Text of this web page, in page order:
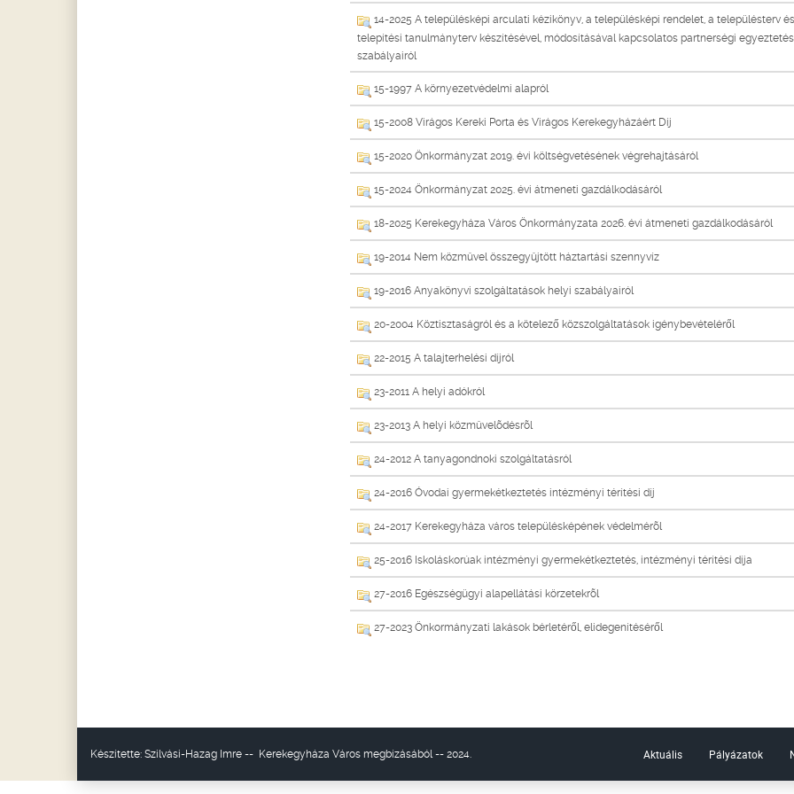
14-2025 A településképi arculati kézikönyv, a településképi rendelet, a településterv
telepítési tanulmányterv készítésével, módosításával kapcsolatos partnerségi egyeztetés
szabályairól
15-1997 A környezetvédelmi alapról
15-2008 Virágos Kereki Porta és Virágos Kerekegyházáért Díj
15-2020 Önkormányzat 2019. évi költségvetésének végrehajtásáról
15-2024 Önkormányzat 2025. évi átmeneti gazdálkodásáról
18-2025 Kerekegyháza Város Önkormányzata 2026. évi átmeneti gazdálkodásáról
19-2014 Nem közmûvel összegyûjtött háztartási szennyvíz
19-2016 Anyakönyvi szolgáltatások helyi szabályairól
20-2004 Köztisztaságról és a kötelező közszolgáltatások igénybevételéről
22-2015 A talajterhelési díjról
23-2011 A helyi adókról
23-2013 A helyi közmûvelõdésrõl
24-2012 A tanyagondnoki szolgáltatásról
24-2016 Óvodai gyermekétkeztetés intézményi térítési díj
24-2017 Kerekegyháza város településképének védelmérõl
25-2016 Iskoláskorúak intézményi gyermekétkeztetés, intézményi térítési díja
27-2016 Egészségügyi alapellátási körzetekrõl
27-2023 Önkormányzati lakások bérletéről, elidegenítéséről
Készítette: Szilvási-Hazag Imre -- Kerekegyháza Város megbízásából -- 2024. Aktuális Pályázatok